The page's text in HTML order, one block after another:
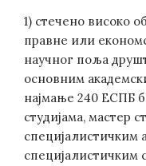
1) стечено високо
правне или
научног поља
основним
најмање 240 ЕСПБ
студијама, мастер
специјалистичким
специјалистичким